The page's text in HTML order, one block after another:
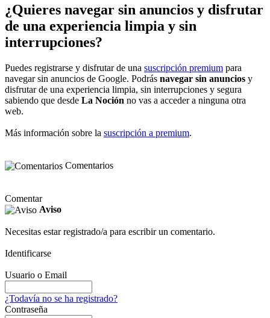
¿Quieres navegar sin anuncios y disfrutar
de una experiencia limpia y sin
interrupciones?
Puedes registrarse y disfrutar de una suscripción premium para
navegar sin anuncios de Google. Podrás navegar sin anuncios y
disfrutar de una experiencia limpia, sin interrupciones y segura
sabiendo que desde La Noción no vas a acceder a ninguna otra
web.
Más información sobre la suscripción a premium.
Comentarios
Comentar
Aviso
Necesitas estar registrado/a para escribir un comentario.
Identificarse
Usuario o Email
¿Todavía no se ha registrado?
Contraseña